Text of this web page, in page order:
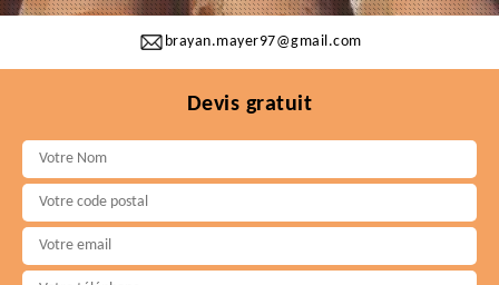
brayan.mayer97@gmail.com
Devis gratuit